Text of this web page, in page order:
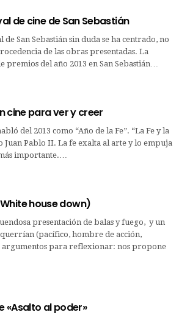
de cine de San Sebastián
de San Sebastián sin duda se ha centrado, no
de las obras presentadas. La
premios del año 2013 en San Sebastián…
cine para ver y creer
del 2013 como “Año de la Fe”. “La Fe y la
Juan Pablo II. La fe exalta al arte y lo empuja
importante.…
house down)
presentación de balas y fuego, y un
(pacífico, hombre de acción,
para reflexionar: nos propone
«Asalto al poder»